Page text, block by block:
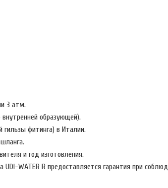
3 атм.
образующей).
гильзы фитинга) в Италии.
и год изготовления.
WATER R предоставляется гарантия при